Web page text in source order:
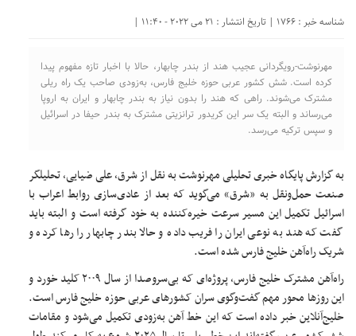
شناسه خبر : 1766 | تاریخ انتشار : 21 می 2022 - 11:40 |
مهرنوشت-رویگردانی عجیب هند از بندر چابهار، حالا با اخبار تازه مفهوم پیدا
کرده است. شش کشور عربی حوزه خلیج فارس، به‌زودی صاحب یک راه ریلی
مشترک می‌شوند. راهی که هند را بدون نیاز به بندر چابهار و ایران به اروپا
می‌رساند و البته یک سر این کریدور ترانزیتی مشترک به بندر حیفا در اسرائیل
و سپس ترکیه می‌رسد.
به گزارش پایگاه خبری تحلیلی مهرنوشت به نقل از شرق، علی ضیایی، تحلیلگر
صنعت حمل‌ونقل به «شرق» می‌گوید که بعد از عادی‌سازی روابط اعراب با
اسرائیل تکمیل این مسیر سرعت خیره‌کننده به خود گرفته است و البته باید
گفت که هند به نوعی ایران را فریب داده و حالا بندر چابهار را رها کرده و
شریک راه‌آهن خلیج فارس شده است.
راه‌آهن مشترک خلیج فارس، پروژه‌ای که بی‌سروصدا از سال ۲۰۰۹ کلید خورد و
این روزها محور مهم گفت‌وگوی سران کشورهای عربی حوزه خلیج فارس است.
خلیج‌آنلاین خبر داده است که این خط آهن به‌زودی تکمیل می‌شود و مقامات